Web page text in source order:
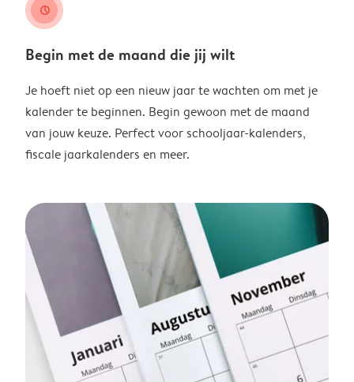
clock
Begin met de maand die jij wilt
Je hoeft niet op een nieuw jaar te wachten om met je
kalender te beginnen. Begin gewoon met de maand
van jouw keuze. Perfect voor schooljaar-kalenders,
fiscale jaarkalenders en meer.